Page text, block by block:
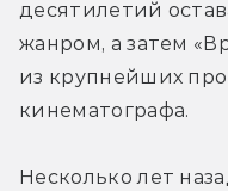
десятилетий
жанром, а затем
из крупнейших
кинематографа.
Несколько лет